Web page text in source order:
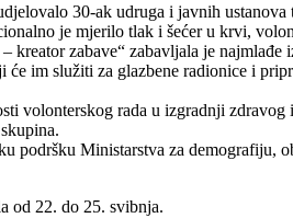
30-ak udruga i javnih
je mjerilo tlak i šećer u krvi,
zabave“ zabavljala je
će im služiti za glazbene radionice i
volonterskog rada u izgradnji zdravog
podršku Ministarstva za demografiju,
od 22. do 25. svibnja.